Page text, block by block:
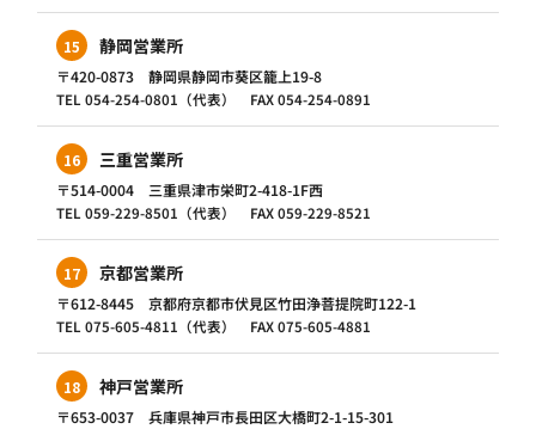
15 静岡営業所
〒420-0873 静岡県静岡市葵区籠上19-8
TEL 054-254-0801（代表） FAX 054-254-0891
16 三重営業所
〒514-0004 三重県津市栄町2-418-1F西
TEL 059-229-8501（代表） FAX 059-229-8521
17 京都営業所
〒612-8445 京都府京都市伏見区竹田浄菩提院町122-1
TEL 075-605-4811（代表） FAX 075-605-4881
18 神戸営業所
〒653-0037 兵庫県神戸市長田区大橋町2-1-15-301